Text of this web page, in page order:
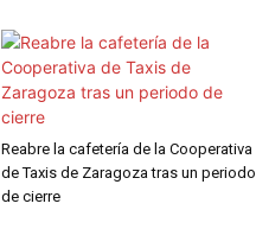
Reabre la cafetería de la Cooperativa
de Taxis de Zaragoza tras un periodo
de cierre